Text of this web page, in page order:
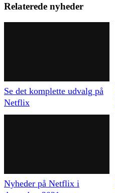
Relaterede nyheder
Se det komplette udvalg på
Netflix
Nyheder på Netflix i